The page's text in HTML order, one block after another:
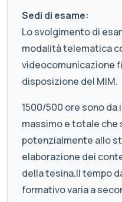
Sedi di esame:
Lo svolgimento di
modalità telematica
videocomunicazione
disposizione del MIM.
1500/500 ore sono
massimo e totale che
potenzialmente allo
elaborazione dei
della tesina.Il tempo
formativo varia a